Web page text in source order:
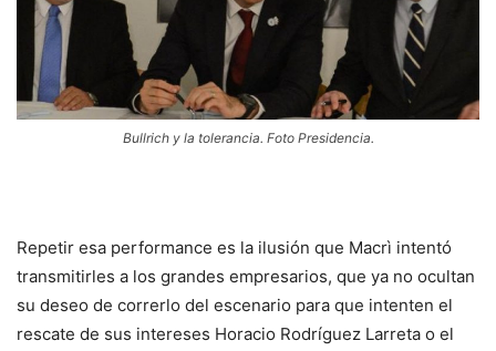
Bullrich y la tolerancia. Foto Presidencia.
Repetir esa performance es la ilusión que Macrì intentó
transmitirles a los grandes empresarios, que ya no ocultan
su deseo de correrlo del escenario para que intenten el
rescate de sus intereses Horacio Rodríguez Larreta o el